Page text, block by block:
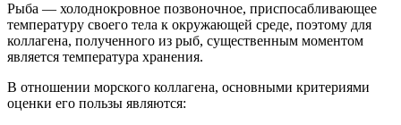
Рыба — холоднокровное позвоночное, приспосабливающее
температуру своего тела к окружающей среде, поэтому для
коллагена, полученного из рыб, существенным моментом
является температура хранения.
В отношении морского коллагена, основными критериями
оценки его пользы являются: